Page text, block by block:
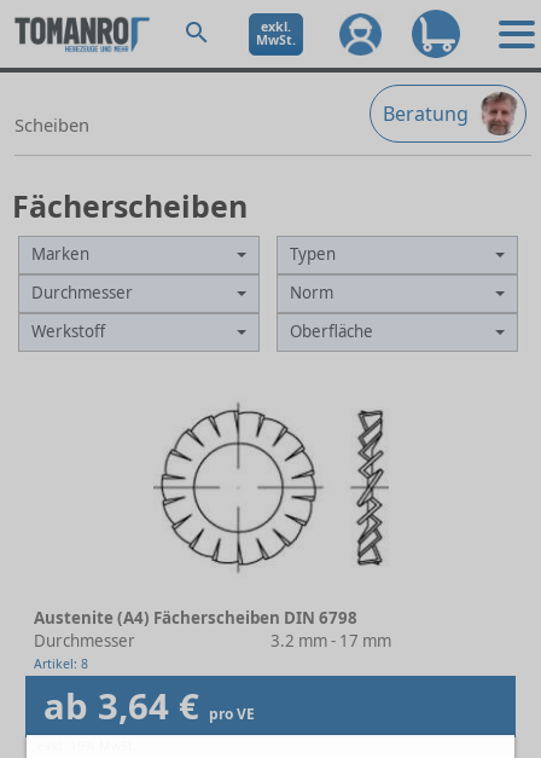
exkl.
MwSt.
Beratung
Scheiben
Fächerscheiben
Marken
Typen
Durchmesser
Norm
Werkstoff
Oberfläche
Austenite (A4) Fächerscheiben DIN 6798
Durchmesser
3.2 mm - 17 mm
Artikel: 8
ab 3,64 € pro VE